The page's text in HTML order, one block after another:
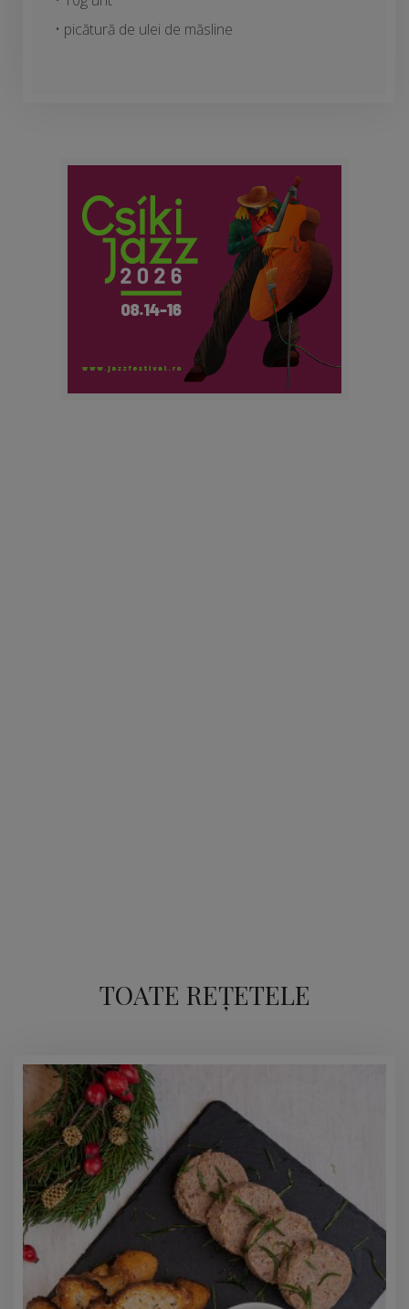
• picătură de ulei de măsline
TOATE REȚETELE